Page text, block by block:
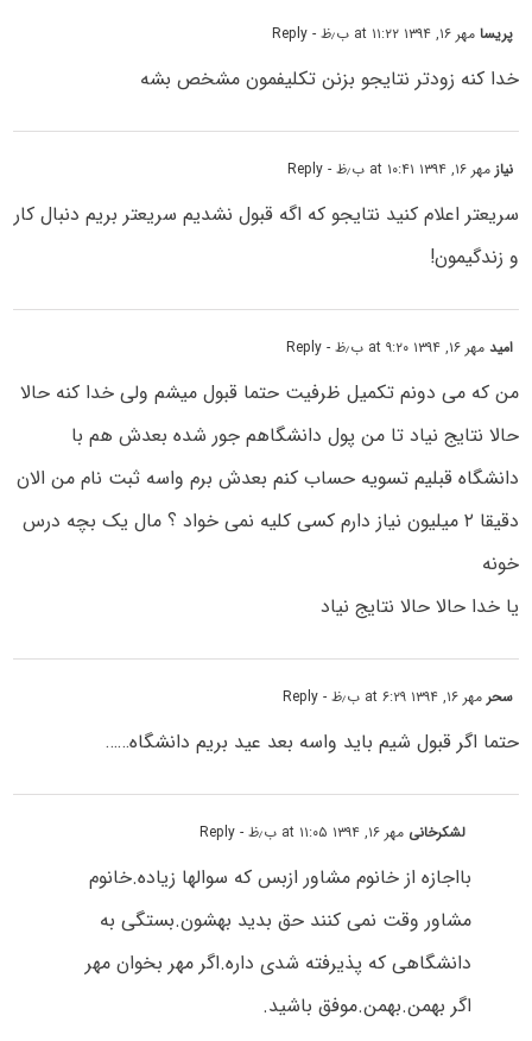
پریسامهر ۱۶, ۱۳۹۴ at ۱۱:۲۲ ب٫ظ - Reply
خدا کنه زودتر نتایجو بزنن تکلیفمون مشخص بشه
نیاز مهر ۱۶, ۱۳۹۴ at ۱۰:۴۱ ب٫ظ - Reply
سریعتر اعلام کنید نتایجو که اگه قبول نشدیم سریعتر بریم دنبال کار
و زندگیمون!
امیدمهر ۱۶, ۱۳۹۴ at ۹:۲۰ ب٫ظ - Reply
من که می دونم تکمیل ظرفیت حتما قبول میشم ولی خدا کنه حالا
حالا نتایج نیاد تا من پول دانشگاهم جور شده بعدش هم با
دانشگاه قبلیم تسویه حساب کنم بعدش برم واسه ثبت نام من الان
دقیقا ۲ میلیون نیاز دارم کسی کلیه نمی خواد ؟ مال یک بچه درس
خونه
یا خدا حالا حالا نتایج نیاد
سحر مهر ۱۶, ۱۳۹۴ at ۶:۲۹ ب٫ظ - Reply
حتما اگر قبول شیم باید واسه بعد عید بریم دانشگاه……
لشکرخانی مهر ۱۶, ۱۳۹۴ at ۱۱:۰۵ ب٫ظ - Reply
بااجازه از خانوم مشاور ازبس که سوالها زیاده.خانوم
مشاور وقت نمی کنند حق بدید بهشون.بستگی به
دانشگاهی که پذیرفته شدی داره.اگر مهر بخوان مهر
اگر بهمن.بهمن.موفق باشید.